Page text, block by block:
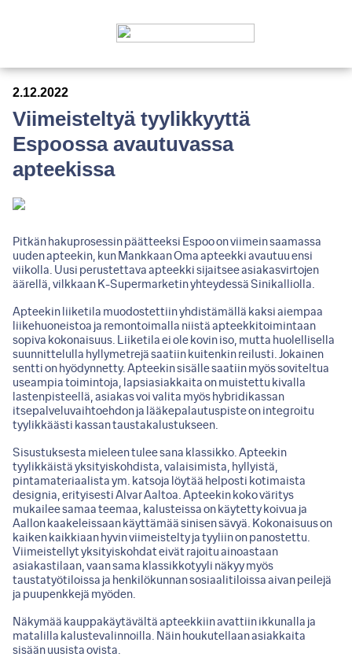
2.12.2022
Viimeisteltyä tyylikkyyttä
Espoossa avautuvassa
apteekissa
Pitkän hakuprosessin päätteeksi Espoo on viimein saamassa
uuden apteekin, kun Mankkaan Oma apteekki avautuu ensi
viikolla. Uusi perustettava apteekki sijaitsee asiakasvirtojen
äärellä, vilkkaan K-Supermarketin yhteydessä Sinikalliolla.
Apteekin liiketila muodostettiin yhdistämällä kaksi aiempaa
liikehuoneistoa ja remontoimalla niistä apteekkitoimintaan
sopiva kokonaisuus. Liiketila ei ole kovin iso, mutta huolellisella
suunnittelulla hyllymetrejä saatiin kuitenkin reilusti. Jokainen
sentti on hyödynnetty. Apteekin sisälle saatiin myös soviteltua
useampia toimintoja, lapsiasiakkaita on muistettu kivalla
lastenpisteellä, asiakas voi valita myös hybridikassan
itsepalveluvaihtoehdon ja lääkepalautuspiste on integroitu
tyylikkäästi kassan taustakalustukseen.
Sisustuksesta mieleen tulee sana klassikko. Apteekin
tyylikkäistä yksityiskohdista, valaisimista, hyllyistä,
pintamateriaalista ym. katsoja löytää helposti kotimaista
designia, erityisesti Alvar Aaltoa. Apteekin koko väritys
mukailee samaa teemaa, kalusteissa on käytetty koivua ja
Aallon kaakeleissaan käyttämää sinisen sävyä. Kokonaisuus on
kaiken kaikkiaan hyvin viimeistelty ja tyyliin on panostettu.
Viimeistellyt yksityiskohdat eivät rajoitu ainoastaan
asiakastilaan, vaan sama klassikkotyyli näkyy myös
taustatyötiloissa ja henkilökunnan sosiaalitiloissa aivan peilejä
ja puupenkkejä myöden.
Näkymää kauppakäytävältä apteekkiin avattiin ikkunalla ja
matalilla kalustevalinnoilla. Näin houkutellaan asiakkaita
sisään uusista ovista.